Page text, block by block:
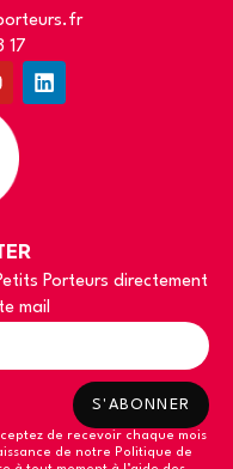
17
Porteurs directement
mail
S'ABONNER
de recevoir chaque mois
de notre Politique de